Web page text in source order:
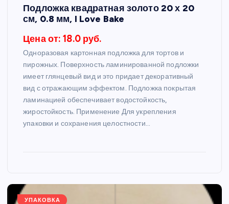
Подложка квадратная золото 20 х 20
см, 0.8 мм, I Love Bake
Цена от: 18.0 руб.
Одноразовая картонная подложка для тортов и
пирожных. Поверхность ламинированной подложки
имеет глянцевый вид и это придает декоративный
вид с отражающим эффектом. Подложка покрытая
ламинацией обеспечивает водостойкость,
жиростойкость. Применение Для укрепления
упаковки и сохранения целостности…
УПАКОВКА